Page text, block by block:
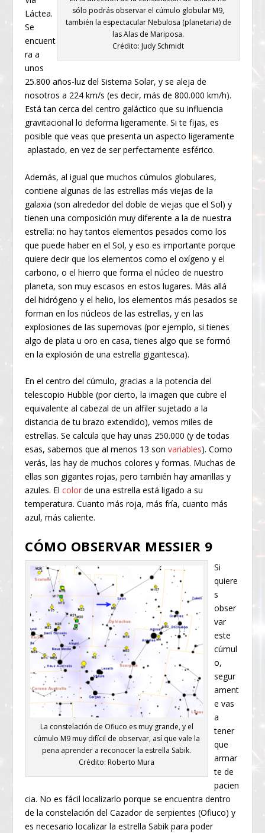
sólo podrás observar el cúmulo globular M9,
también la espectacular Nebulosa (planetaria) de
las Alas de Mariposa.
Crédito: Judy Schmidt
Láctea.
Se
encuent
ra a
unos
25.800 años-luz del Sistema Solar, y se aleja de
nosotros a 224 km/s (es decir, más de 800.000 km/h).
Está tan cerca del centro galáctico que su influencia
gravitacional lo deforma ligeramente. Si te fijas, es
posible que veas que presenta un aspecto ligeramente
aplastado, en vez de ser perfectamente esférico.
Además, al igual que muchos cúmulos globulares,
contiene algunas de las estrellas más viejas de la
galaxia (son alrededor del doble de viejas que el Sol) y
tienen una composición muy diferente a la de nuestra
estrella: no hay tantos elementos pesados como los
que puede haber en el Sol, y eso es importante porque
quiere decir que los elementos como el oxígeno y el
carbono, o el hierro que forma el núcleo de nuestro
planeta, son muy escasos en estos lugares. Más allá
del hidrógeno y el helio, los elementos más pesados se
forman en los núcleos de las estrellas, y en las
explosiones de las supernovas (por ejemplo, si tienes
algo de plata u oro en casa, tienes algo que se formó
en la explosión de una estrella gigantesca).
En el centro del cúmulo, gracias a la potencia del
telescopio Hubble (por cierto, la imagen que cubre el
equivalente al cabezal de un alfiler sujetado a la
distancia de tu brazo extendido), vemos miles de
estrellas. Se calcula que hay unas 250.000 (y de todas
esas, sabemos que al menos 13 sonvariables). Como
verás, las hay de muchos colores y formas. Muchas de
ellas son gigantes rojas, pero también hay amarillas y
azules. Elcolor de una estrella está ligado a su
temperatura. Cuanto más roja, más fría, cuanto más
azul, más caliente.
CÓMO OBSERVAR MESSIER 9
La constelación de Ofiuco es muy grande, y el
cúmulo M9 muy difícil de observar, así que vale la
pena aprender a reconocer la estrella Sabik.
Crédito: Roberto Mura
Si
quiere
s
obser
var
este
cúmul
o,
segur
ament
e vas
a
tener
que
armar
te de
pacien
cia. No es fácil localizarlo porque se encuentra dentro
de la constelación del Cazador de serpientes (Ofiuco) y
es necesario localizar la estrella Sabik para poder